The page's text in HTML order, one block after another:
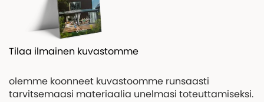
Tilaa ilmainen kuvastomme
olemme koonneet kuvastoomme runsaasti
tarvitsemaasi materiaalia unelmasi toteuttamiseksi.